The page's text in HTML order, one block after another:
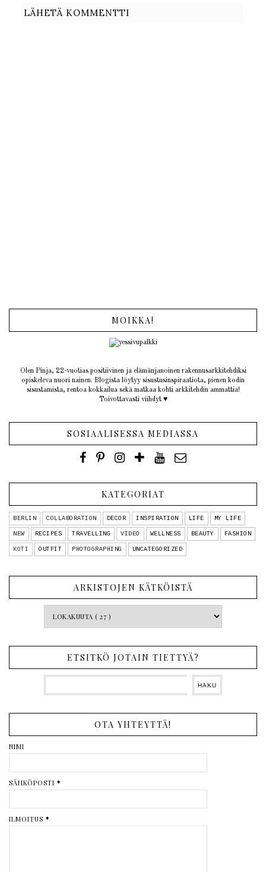
LÄHETÄ KOMMENTTI
MOIKKA!
Olen Pinja, 22-vuotias positiivinen ja elämänjanoinen rakennusarkkitehdiksi
opiskeleva nuori nainen. Blogista löytyy sisustusinspiraatiota, pienen kodin
sisustamista, rentoa kokkailua sekä matkaa kohti arkkitehdin ammattia!
Toivottavasti viihdyt ♥︎
SOSIAALISESSA MEDIASSA
KATEGORIAT
BERLIN COLLABORATION DECOR INSPIRATION LIFE MY LIFE
NEW RECIPES TRAVELLING VIDEO WELLNESS BEAUTY FASHION
KOTI OUTFIT PHOTOGRAPHING UNCATEGORIZED
ARKISTOJEN KÄTKÖISTÄ
ETSITKÖ JOTAIN TIETTYÄ?
OTA YHTEYTTÄ!
NIMI
SÄHKÖPOSTI *
ILMOITUS *